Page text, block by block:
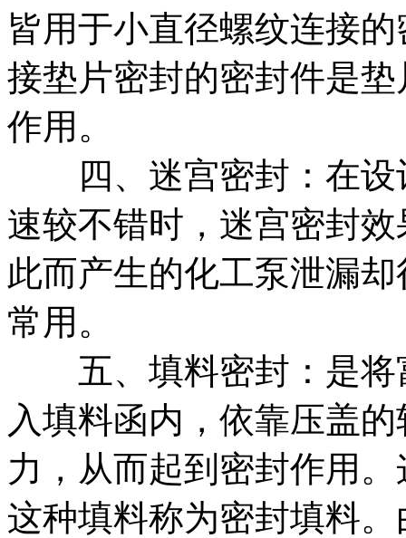
皆用于小直径螺纹连接
接垫片密封的密封件是
作用。
四、迷宫密封：在设
速较不错时，迷宫密封
此而产生的化工泵泄漏
常用。
五、填料密封：是将
入填料函内，依靠压盖
力，从而起到密封作用
这种填料称为密封填料